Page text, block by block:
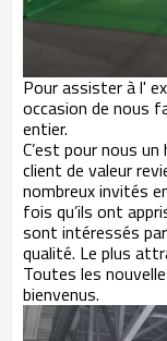
Pour assister à l'
occasion de nous
entier.
C’est pour nous
client de valeur
nombreux invités
fois qu’ils ont
sont intéressés
qualité. Le plus
Toutes les
bienvenus.